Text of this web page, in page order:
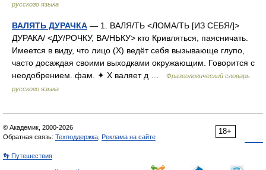
русского языка
ВАЛЯТЬ ДУРАЧКА — 1. ВАЛЯ/ТЬ <ЛОМА/ТЬ [ИЗ СЕБЯ/]>
ДУРАКА/ <ДУ/РОЧКУ, ВА/НЬКУ> кто Кривляться, паясничать.
Имеется в виду, что лицо (Х) ведёт себя вызывающе глупо,
часто досаждая своими выходками окружающим. Говорится с
неодобрением. фам. ✦ Х валяет д …
Фразеологический словарь
русского языка
18+
© Академик, 2000-2026
Обратная связь: Техподдержка Реклама на сайте
👣 Путешествия